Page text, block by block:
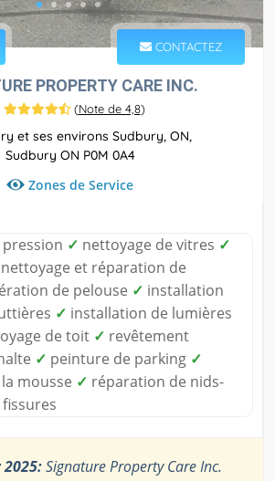
CONTACTEZ
PROPERTY CARE INC.
(Note de 4,8)
et ses environs Sudbury, ON,
Sudbury ON P0M 0A4
Zones de Service
pression ✓ nettoyage de vitres ✓
nettoyage et réparation de
de pelouse ✓ installation
✓ installation de lumières
de toit ✓ revêtement
✓ peinture de parking ✓
mousse ✓ réparation de nids-
Signature Property Care Inc.